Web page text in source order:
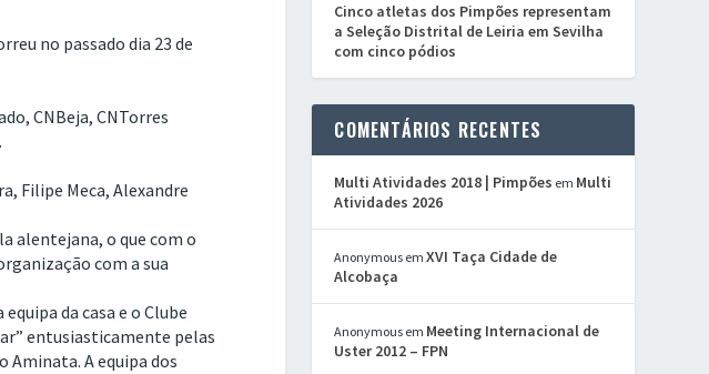
no passado dia 23 de
CNBeja, CNTorres
Filipe Meca, Alexandre
alentejana, o que com o
com a sua
da casa e o Clube
entusiasticamente pelas
Aminata. A equipa dos
Cinco atletas dos Pimpões representam
a Seleção Distrital de Leiria em Sevilha
com cinco pódios
COMENTÁRIOS RECENTES
Multi Atividades 2018 | Pimpões em Multi
Atividades 2026
Anonymous emXVI Taça Cidade de
Alcobaça
Anonymous em Meeting Internacional de
Uster 2012 – FPN